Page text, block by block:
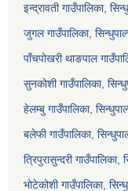
इन्द्रावती गाउँपालिका,
जुगल गाउँपालिका,
पाँचपोखरी थाङपाल
सुनकोशी गाउँपालिका,
हेलम्बु गाउँपालिका,
बलेफी गाउँपालिका,
त्रिपुरासुन्दरी गाउँपालिका,
भोटेकोशी गाउँपालिका,